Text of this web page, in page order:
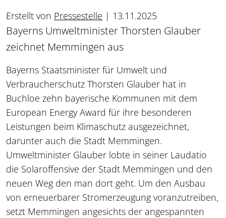
Erstellt von Pressestelle | 13.11.2025
Bayerns Umweltminister Thorsten Glauber
zeichnet Memmingen aus
Bayerns Staatsminister für Umwelt und
Verbraucherschutz Thorsten Glauber hat in
Buchloe zehn bayerische Kommunen mit dem
European Energy Award für ihre besonderen
Leistungen beim Klimaschutz ausgezeichnet,
darunter auch die Stadt Memmingen.
Umweltminister Glauber lobte in seiner Laudatio
die Solaroffensive der Stadt Memmingen und den
neuen Weg den man dort geht. Um den Ausbau
von erneuerbarer Stromerzeugung voranzutreiben,
setzt Memmingen angesichts der angespannten